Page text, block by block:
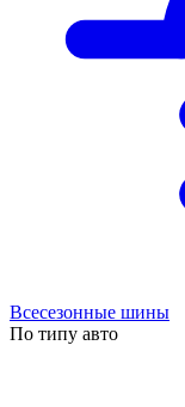
Всесезонные шины
По типу авто